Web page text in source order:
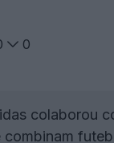
0
colaborou